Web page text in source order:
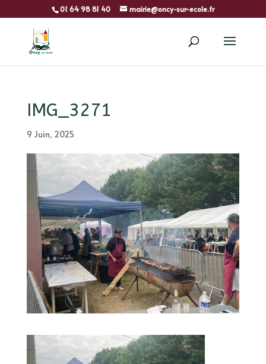
01 64 98 81 40 mairie@oncy-sur-ecole.fr
IMG_3271
9 Juin, 2025